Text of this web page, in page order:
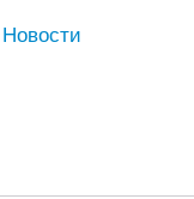
Новости